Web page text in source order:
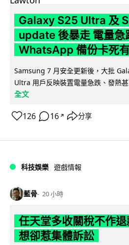
Galaxy S25 Ultra 及
update 後暴走 電量急
WhatsApp 備份卡死
Samsung 7 月安全更新後，大批
Ultra 用戶反映裝置電量急跌、發熱
全文
126 16 ↗ 分享
科技娛樂 遊戲情報
藍骨 20 小時
任天堂多收關稅不作
想卻惹集體訴訟